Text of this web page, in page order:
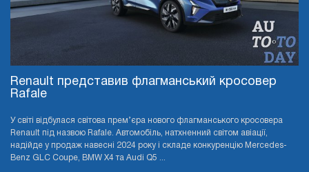
Renault представив флагманський кросовер
Rafale
У світі відбулася світова прем’єра нового флагманського кросовера
Renault під назвою Rafale. Автомобіль, натхненний світом авіації,
надійде у продаж навесні 2024 року і складе конкуренцію Mercedes-
Benz GLC Coupe, BMW X4 та Audi Q5 ...